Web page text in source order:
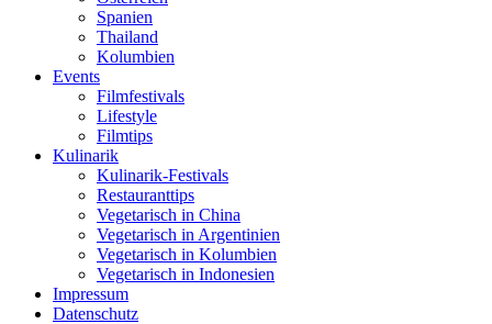
Spanien
Thailand
Kolumbien
Events
Filmfestivals
Lifestyle
Filmtips
Kulinarik
Kulinarik-Festivals
Restauranttips
Vegetarisch in China
Vegetarisch in Argentinien
Vegetarisch in Kolumbien
Vegetarisch in Indonesien
Impressum
Datenschutz